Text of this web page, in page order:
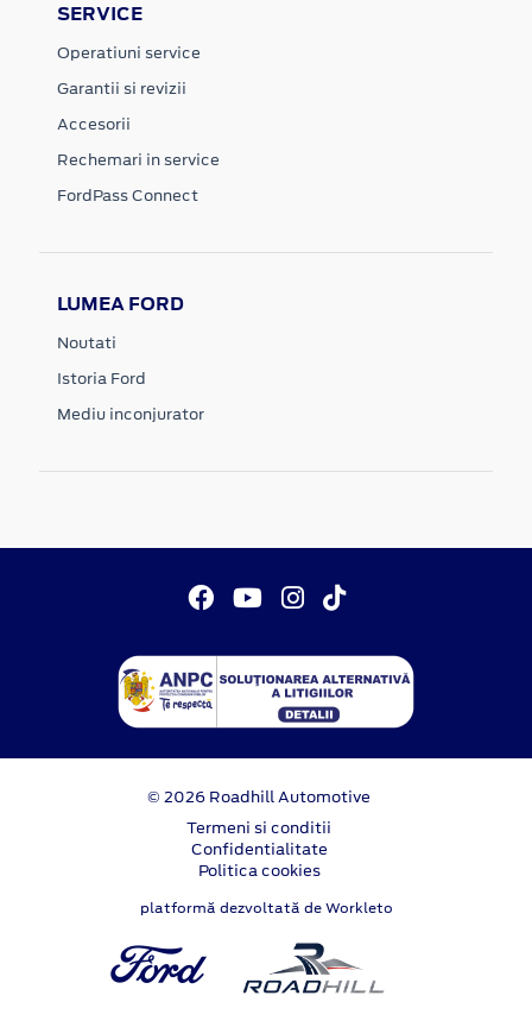
SERVICE
Operatiuni service
Garantii si revizii
Accesorii
Rechemari in service
FordPass Connect
LUMEA FORD
Noutati
Istoria Ford
Mediu inconjurator
© 2026 Roadhill Automotive
Termeni si conditii
Confidentialitate
Politica cookies
platformă dezvoltată de Workleto